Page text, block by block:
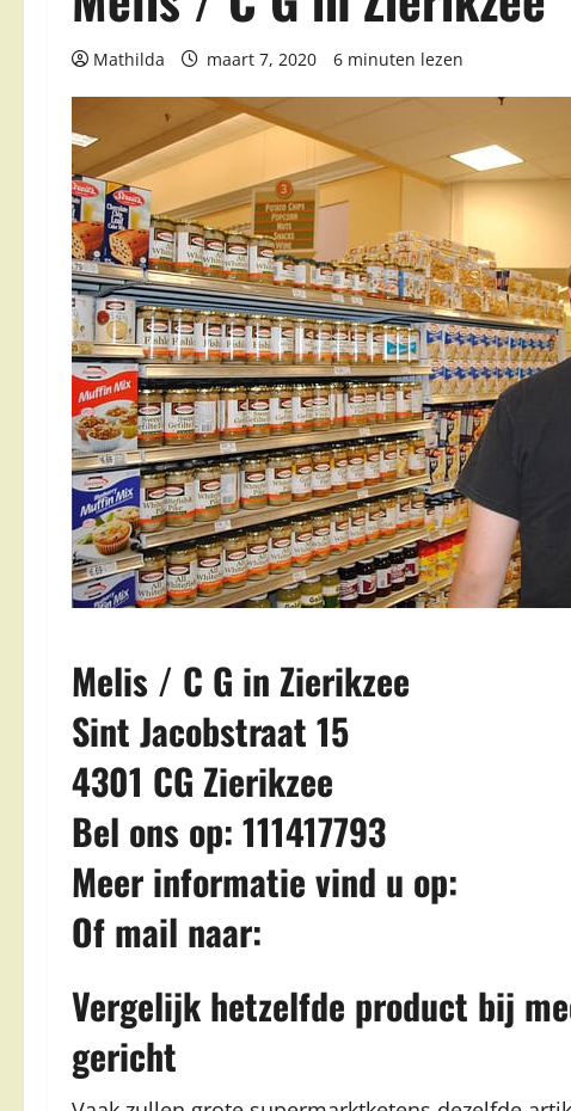
Mathilda maart 7, 2020 6 minuten lezen
Melis / C G in Zierikzee
Sint Jacobstraat 15
4301 CG Zierikzee
Bel ons op: 111417793
Meer informatie vind u op:
Of mail naar:
Vergelijk hetzelfde product bij
gericht